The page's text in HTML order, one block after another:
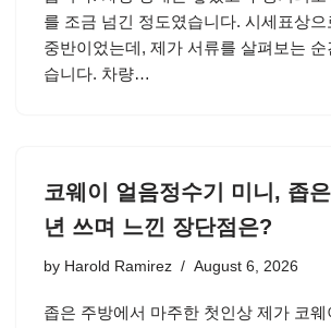
를 조금 넘긴 정도였습니다. 시세표상으
중반이었는데, 제가 서류를 살펴보는 순
습니다. 차량…
코웨이 얼음정수기 미니, 좁
년 쓰며 느낀 장단점은?
by Harold Ramirez August 6, 2026
좁은 주방에서 마주한 첫인상 제가 코웨